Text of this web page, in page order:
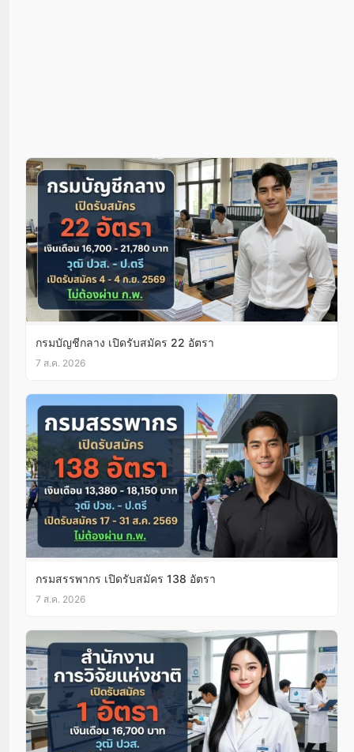
กรมบัญชีกลาง เปิดรับสมัคร 22 อัตรา
7 ส.ค. 2026
กรมสรรพากร เปิดรับสมัคร 138 อัตรา
7 ส.ค. 2026